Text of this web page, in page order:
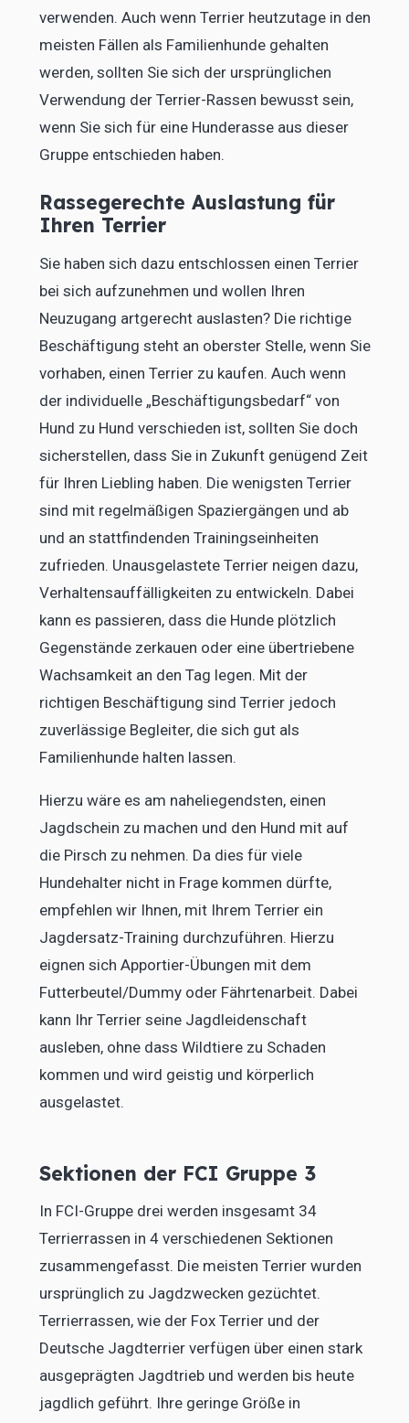
verwenden. Auch wenn Terrier heutzutage in den
meisten Fällen als Familienhunde gehalten
werden, sollten Sie sich der ursprünglichen
Verwendung der Terrier-Rassen bewusst sein,
wenn Sie sich für eine Hunderasse aus dieser
Gruppe entschieden haben.
Rassegerechte Auslastung für
Ihren Terrier
Sie haben sich dazu entschlossen einen Terrier
bei sich aufzunehmen und wollen Ihren
Neuzugang artgerecht auslasten? Die richtige
Beschäftigung steht an oberster Stelle, wenn Sie
vorhaben, einen Terrier zu kaufen. Auch wenn
der individuelle „Beschäftigungsbedarf“ von
Hund zu Hund verschieden ist, sollten Sie doch
sicherstellen, dass Sie in Zukunft genügend Zeit
für Ihren Liebling haben. Die wenigsten Terrier
sind mit regelmäßigen Spaziergängen und ab
und an stattfindenden Trainingseinheiten
zufrieden. Unausgelastete Terrier neigen dazu,
Verhaltensauffälligkeiten zu entwickeln. Dabei
kann es passieren, dass die Hunde plötzlich
Gegenstände zerkauen oder eine übertriebene
Wachsamkeit an den Tag legen. Mit der
richtigen Beschäftigung sind Terrier jedoch
zuverlässige Begleiter, die sich gut als
Familienhunde halten lassen.
Hierzu wäre es am naheliegendsten, einen
Jagdschein zu machen und den Hund mit auf
die Pirsch zu nehmen. Da dies für viele
Hundehalter nicht in Frage kommen dürfte,
empfehlen wir Ihnen, mit Ihrem Terrier ein
Jagdersatz-Training durchzuführen. Hierzu
eignen sich Apportier-Übungen mit dem
Futterbeutel/Dummy oder Fährtenarbeit. Dabei
kann Ihr Terrier seine Jagdleidenschaft
ausleben, ohne dass Wildtiere zu Schaden
kommen und wird geistig und körperlich
ausgelastet.
Sektionen der FCI Gruppe 3
In FCI-Gruppe drei werden insgesamt 34
Terrierrassen in 4 verschiedenen Sektionen
zusammengefasst. Die meisten Terrier wurden
ursprünglich zu Jagdzwecken gezüchtet.
Terrierrassen, wie der Fox Terrier und der
Deutsche Jagdterrier verfügen über einen stark
ausgeprägten Jagdtrieb und werden bis heute
jagdlich geführt. Ihre geringe Größe in